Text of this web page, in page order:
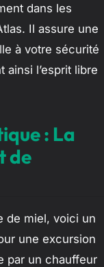
dans les
Il assure une
à votre sécurité
ainsi l’esprit libre
: La
de
de miel, voici un
une excursion
par un chauffeur